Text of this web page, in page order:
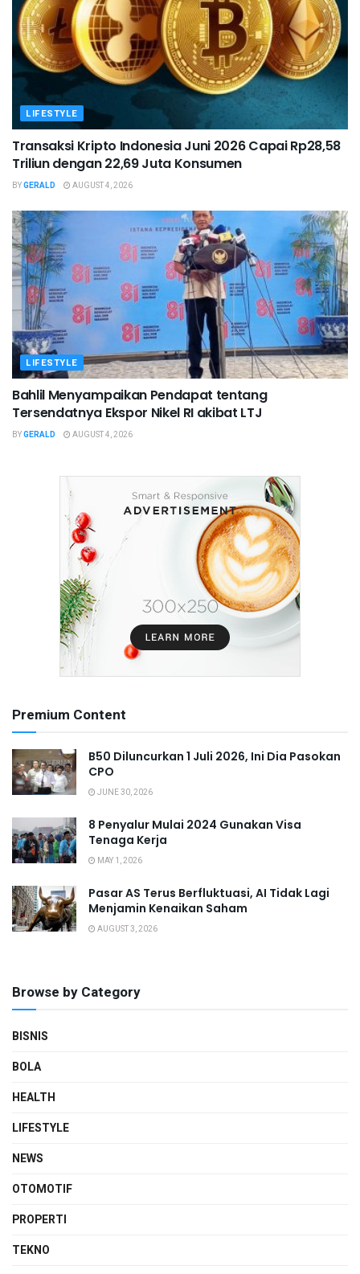
LIFESTYLE
Transaksi Kripto Indonesia Juni 2026 Capai Rp28,58
Triliun dengan 22,69 Juta Konsumen
BYGERALD AUGUST 4, 2026
LIFESTYLE
Bahlil Menyampaikan Pendapat tentang
Tersendatnya Ekspor Nikel RI akibat LTJ
BYGERALD AUGUST 4, 2026
Premium Content
B50 Diluncurkan 1 Juli 2026, Ini Dia Pasokan
CPO
JUNE 30, 2026
8 Penyalur Mulai 2024 Gunakan Visa
Tenaga Kerja
MAY 1, 2026
Pasar AS Terus Berfluktuasi, AI Tidak Lagi
Menjamin Kenaikan Saham
AUGUST 3, 2026
Browse by Category
BISNIS
BOLA
HEALTH
LIFESTYLE
NEWS
OTOMOTIF
PROPERTI
TEKNO